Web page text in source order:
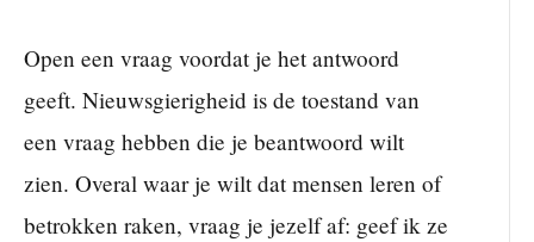
Open een vraag voordat je het antwoord
geeft. Nieuwsgierigheid is de toestand van
een vraag hebben die je beantwoord wilt
zien. Overal waar je wilt dat mensen leren of
betrokken raken, vraag je jezelf af: geef ik ze